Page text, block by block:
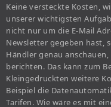
Keine versteckte Kosten,
unserer wichtigsten
nicht nur um die E-Mail
Newsletter gegeben hast,
Händler genau
berichten. Das kann zum
Kleingedruckten weitere
Beispiel die
Tarifen. Wie wäre es mit